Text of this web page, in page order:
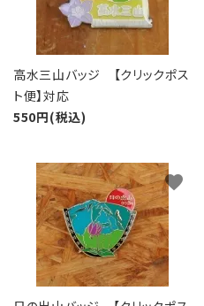
高水三山バッジ 【クリックポス
ト便】対応
550円(税込)
favorite